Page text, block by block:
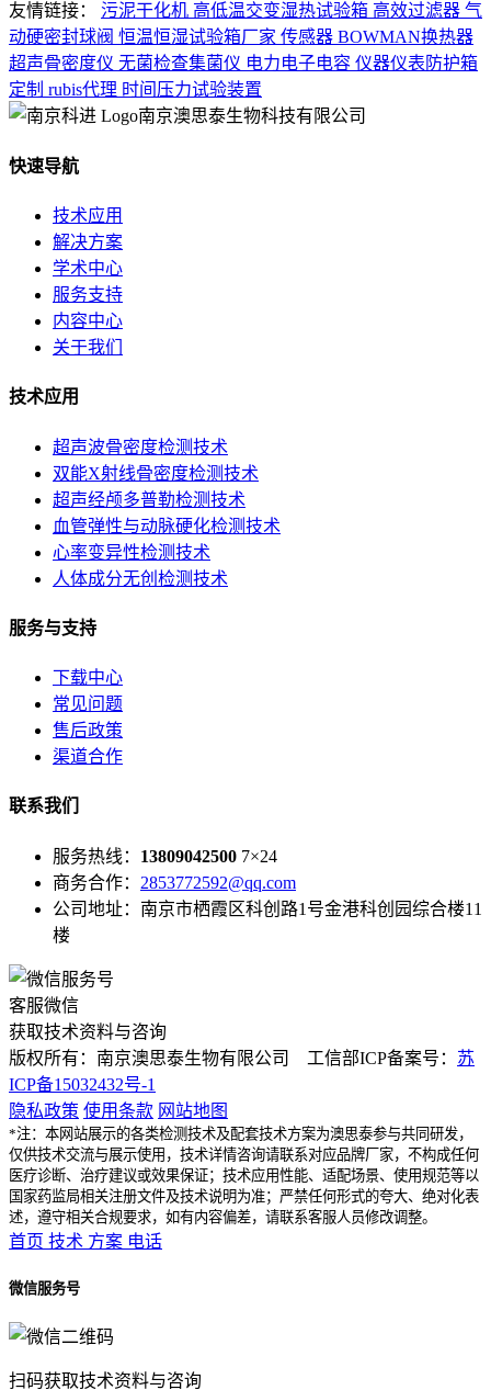
友情链接：
污泥干化机 高低温交变湿热试验箱 高效过滤器 气
动硬密封球阀 恒温恒湿试验箱厂家 传感器 BOWMAN换热器
超声骨密度仪 无菌检查集菌仪 电力电子电容 仪器仪表防护箱
定制 rubis代理 时间压力试验装置
南京澳思泰生物科技有限公司
快速导航
技术应用
解决方案
学术中心
服务支持
内容中心
关于我们
技术应用
超声波骨密度检测技术
双能X射线骨密度检测技术
超声经颅多普勒检测技术
血管弹性与动脉硬化检测技术
心率变异性检测技术
人体成分无创检测技术
服务与支持
下载中心
常见问题
售后政策
渠道合作
联系我们
服务热线： 13809042500 7×24
商务合作： 2853772592@qq.com
公司地址：南京市栖霞区科创路1号金港科创园综合楼11
楼
客服微信
获取技术资料与咨询
版权所有：南京澳思泰生物有限公司 工信部ICP备案号： 苏
ICP备15032432号-1
隐私政策 使用条款 网站地图
*注：本网站展示的各类检测技术及配套技术方案为澳思泰参与共同研发，
仅供技术交流与展示使用，技术详情咨询请联系对应品牌厂家，不构成任何
医疗诊断、治疗建议或效果保证；技术应用性能、适配场景、使用规范等以
国家药监局相关注册文件及技术说明为准；严禁任何形式的夸大、绝对化表
述，遵守相关合规要求，如有内容偏差，请联系客服人员修改调整。
首页 技术 方案 电话
微信服务号
扫码获取技术资料与咨询